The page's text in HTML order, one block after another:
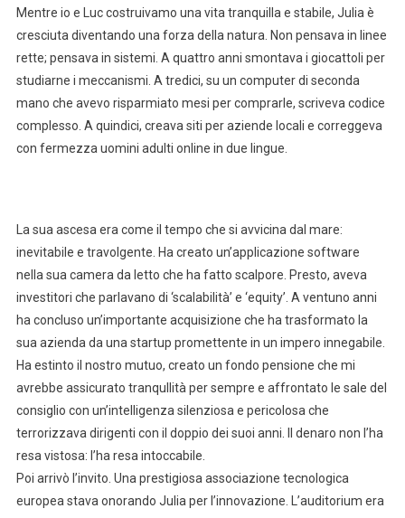
Mentre io e Luc costruivamo una vita tranquilla e stabile, Julia è
cresciuta diventando una forza della natura. Non pensava in linee
rette; pensava in sistemi. A quattro anni smontava i giocattoli per
studiarne i meccanismi. A tredici, su un computer di seconda
mano che avevo risparmiato mesi per comprarle, scriveva codice
complesso. A quindici, creava siti per aziende locali e correggeva
con fermezza uomini adulti online in due lingue.
La sua ascesa era come il tempo che si avvicina dal mare:
inevitabile e travolgente. Ha creato un’applicazione software
nella sua camera da letto che ha fatto scalpore. Presto, aveva
investitori che parlavano di ‘scalabilità’ e ‘equity’. A ventuno anni
ha concluso un’importante acquisizione che ha trasformato la
sua azienda da una startup promettente in un impero innegabile.
Ha estinto il nostro mutuo, creato un fondo pensione che mi
avrebbe assicurato tranqullità per sempre e affrontato le sale del
consiglio con un’intelligenza silenziosa e pericolosa che
terrorizzava dirigenti con il doppio dei suoi anni. Il denaro non l’ha
resa vistosa: l’ha resa intoccabile.
Poi arrivò l’invito. Una prestigiosa associazione tecnologica
europea stava onorando Julia per l’innovazione. L’auditorium era